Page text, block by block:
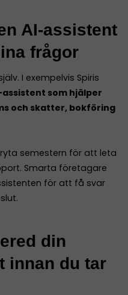
AI-assistent
frågor
I exempelvis Spiris
assistent som hjälper
och skatter, bokföring
semestern för att leta
Smarta företagare
för att få svar
din
innan du tar